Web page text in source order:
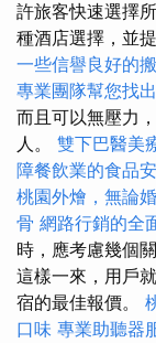
許旅客快速選擇
種酒店選擇，並
一些信譽良好的
專業團隊幫您找
而且可以無壓力
人。 雙下巴醫美
障餐飲業的食品
桃園外燴，無論
骨 網路行銷的全
時，應考慮幾個
這樣一來，用戶
宿的最佳報價。
口味 專業助聽器